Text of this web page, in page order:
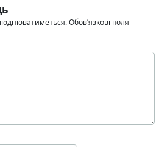
Обов’язкові поля